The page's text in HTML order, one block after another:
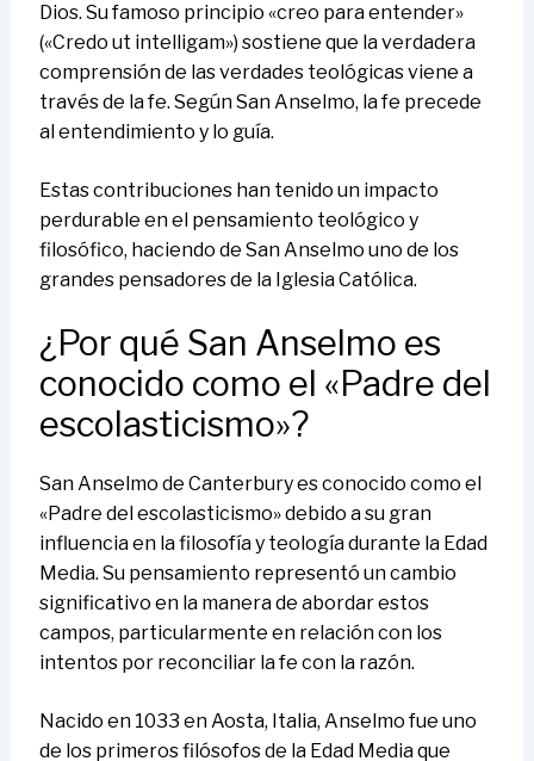
Dios. Su famoso principio «creo para entender»
(«Credo ut intelligam») sostiene que la verdadera
comprensión de las verdades teológicas viene a
través de la fe. Según San Anselmo, la fe precede
al entendimiento y lo guía.
Estas contribuciones han tenido un impacto
perdurable en el pensamiento teológico y
filosófico, haciendo de San Anselmo uno de los
grandes pensadores de la Iglesia Católica.
¿Por qué San Anselmo es
conocido como el «Padre del
escolasticismo»?
San Anselmo de Canterbury es conocido como el
«Padre del escolasticismo» debido a su gran
influencia en la filosofía y teología durante la Edad
Media. Su pensamiento representó un cambio
significativo en la manera de abordar estos
campos, particularmente en relación con los
intentos por reconciliar la fe con la razón.
Nacido en 1033 en Aosta, Italia, Anselmo fue uno
de los primeros filósofos de la Edad Media que